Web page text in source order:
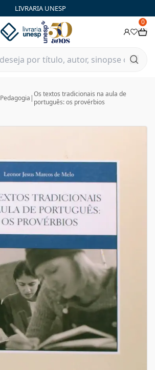
LIVRARIA UNESP
0
Pedagogia | Os textos tradicionais na aula de
português: os provérbios